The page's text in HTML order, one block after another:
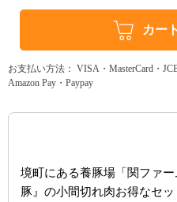
カー
お支払い方法： VISA・MasterCard・
Amazon Pay・Paypay
境町にある養豚場「関ファ
豚』の小間切れ肉お得なセッ